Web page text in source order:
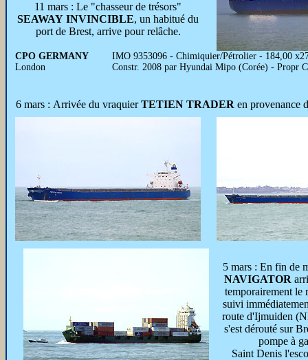
11 mars : Le "chasseur de trésors"
SEAWAY INVINCIBLE, un habitué du
port de Brest, arrive pour relâche.
CPO GERMANY
London
IMO 9353096 - Chimiquier/Pétrolier - 184,00
Constr. 2008 par Hyundai Mipo (Corée) - Propr
6 mars : Arrivée du vraquierTETIEN TRADER en provenance
5 mars : En fin de
NAVIGATOR
temporairement le
suivi
route d'Ijmuiden
s'est dérouté sur
pompe à
Saint Denis